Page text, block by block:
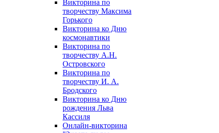
Викторина по
творчеству Максима
Горького
Викторина ко Дню
космонавтики
Викторина по
творчеству А.Н.
Островского
Викторина по
творчеству И. А.
Бродского
Викторина ко Дню
рождения Льва
Кассиля
Онлайн-викторина